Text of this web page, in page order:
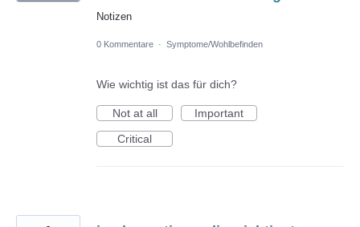
Notizen
0 Kommentare · Symptome/Wohlbefinden
Wie wichtig ist das für dich?
Not at all
Important
Critical